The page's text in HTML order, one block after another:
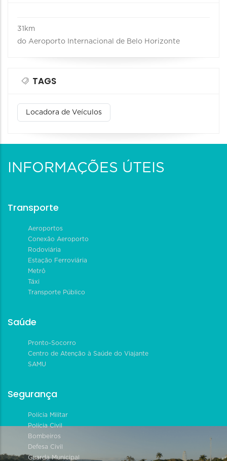
31km
do Aeroporto Internacional de Belo Horizonte
TAGS
Locadora de Veículos
INFORMAÇÕES ÚTEIS
Transporte
Aeroportos
Conexão Aeroporto
Rodoviária
Estação Ferroviária
Metrô
Táxi
Transporte Público
Saúde
Pronto-Socorro
Centro de Atenção à Saúde do Viajante
SAMU
Segurança
Polícia Militar
Polícia Civil
Bombeiros
Defesa Civil
Guarda Municipal